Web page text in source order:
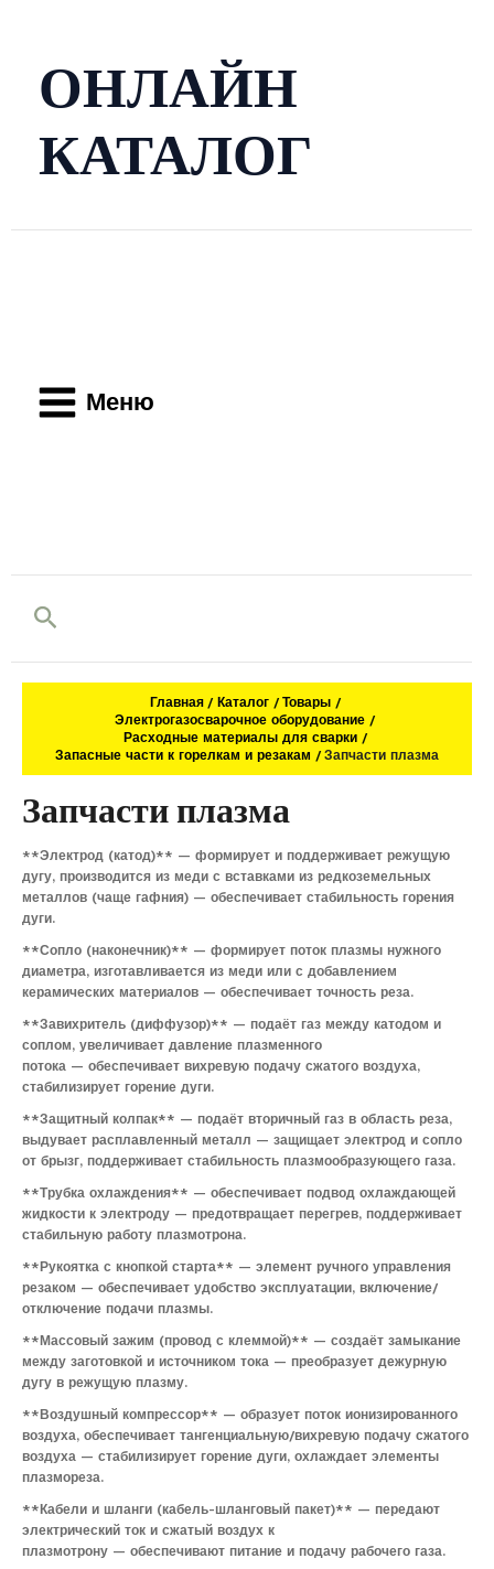
ОНЛАЙН
КАТАЛОГ
Меню
Поиск
Главная Каталог
Товары
Электрогазосварочное оборудование
Расходные материалы для сварки
Запасные части к горелкам и резакам
Запчасти плазма
Запчасти плазма
**Электрод (катод)** — формирует и поддерживает режущую
дугу, производится из меди с вставками из редкоземельных
металлов (чаще гафния) — обеспечивает стабильность горения
дуги.
**Сопло (наконечник)** — формирует поток плазмы нужного
диаметра, изготавливается из меди или с добавлением
керамических материалов — обеспечивает точность реза.
**Завихритель (диффузор)** — подаёт газ между катодом и
соплом, увеличивает давление плазменного
потока — обеспечивает вихревую подачу сжатого воздуха,
стабилизирует горение дуги.
**Защитный колпак** — подаёт вторичный газ в область реза,
выдувает расплавленный металл — защищает электрод и сопло
от брызг, поддерживает стабильность плазмообразующего газа.
**Трубка охлаждения** — обеспечивает подвод охлаждающей
жидкости к электроду — предотвращает перегрев, поддерживает
стабильную работу плазмотрона.
**Рукоятка с кнопкой старта** — элемент ручного управления
резаком — обеспечивает удобство эксплуатации, включение/
отключение подачи плазмы.
**Массовый зажим (провод с клеммой)** — создаёт замыкание
между заготовкой и источником тока — преобразует дежурную
дугу в режущую плазму.
**Воздушный компрессор** — образует поток ионизированного
воздуха, обеспечивает тангенциальную/вихревую подачу сжатого
воздуха — стабилизирует горение дуги, охлаждает элементы
плазмореза.
**Кабели и шланги (кабель-шланговый пакет)** — передают
электрический ток и сжатый воздух к
плазмотрону — обеспечивают питание и подачу рабочего газа.